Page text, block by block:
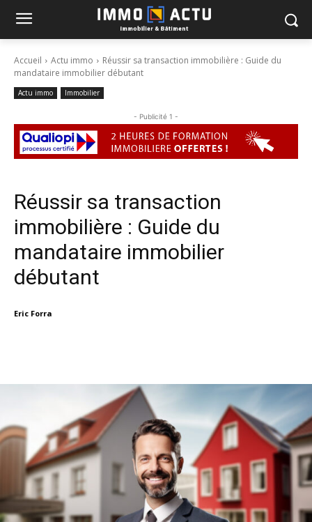
Accueil Actu immo
Réussir sa transaction immobilière : Guide du
mandataire immobilier débutant
Actu immo Immobilier
- Publicité 1 -
Réussir sa transaction
immobilière : Guide du
mandataire immobilier
débutant
Eric Forra